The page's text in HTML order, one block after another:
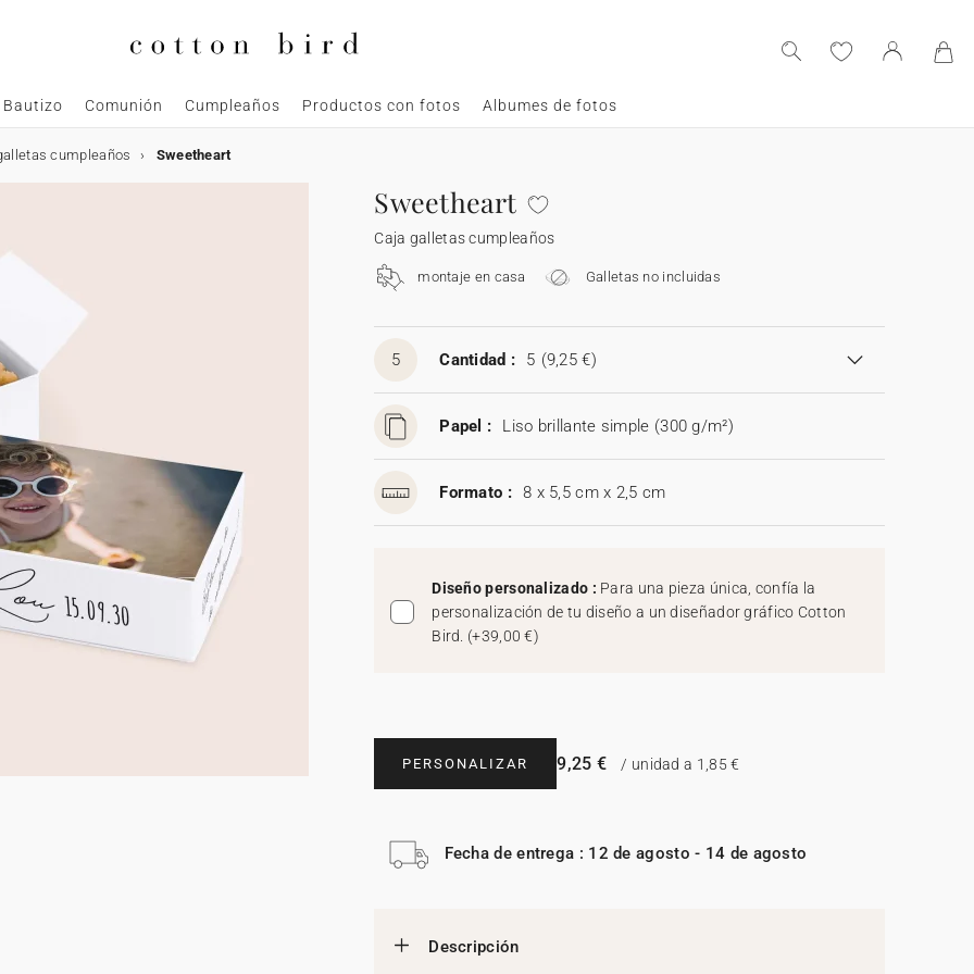
Bautizo Comunión Cumpleaños Productos con fotos Albumes de fotos
cumpleaños Sweetheart
Sweetheart
Caja galletas cumpleaños
montaje en casa Galletas no incluidas
5 Cantidad : 5 (9,25 €)
Papel : Liso brillante simple (300 g/m²)
Formato : 8 x 5,5 cm x 2,5 cm
Diseño personalizado : Para una pieza única, confía la
personalización de tu diseño a un diseñador gráfico Cotton
Bird. (+39,00 €)
PERSONALIZAR 9,25 € / unidad a 1,85 €
Fecha de entrega : 12 de agosto - 14 de agosto
Descripción